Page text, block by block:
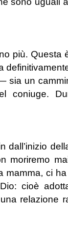
più. Questa
sia un
coniuge.
dall’inizio
moriremo
mamma, ci
cioè
relazione